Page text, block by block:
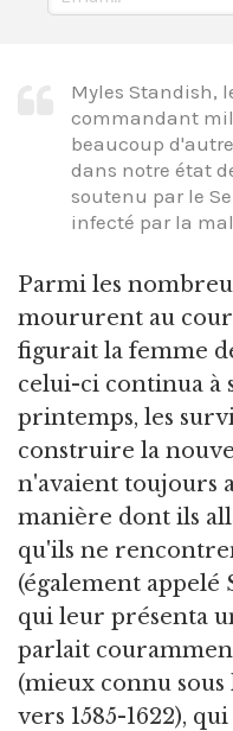
Myles Standish,
commandant
beaucoup
dans notre état
soutenu par le
infecté par la
Parmi les
moururent au
figurait la femme
celui-ci continua à
printemps, les
construire la
n'avaient toujours
manière dont ils
qu'ils ne
(également appelé
qui leur présenta
parlait
(mieux connu sous
vers 1585-1622),